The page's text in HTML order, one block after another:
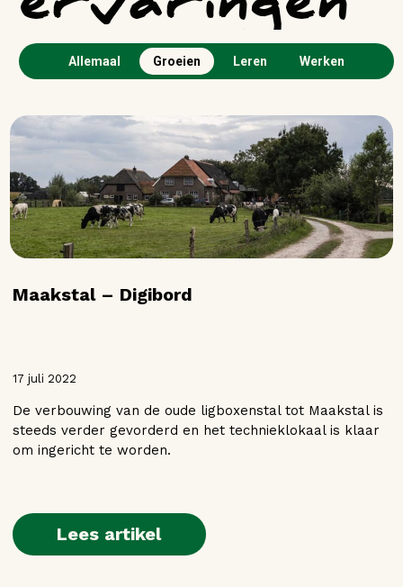
Allemaal Groeien Leren Werken
Maakstal – Digibord
17 juli 2022
De verbouwing van de oude ligboxenstal tot Maakstal is
steeds verder gevorderd en het technieklokaal is klaar
om ingericht te worden.
Lees artikel